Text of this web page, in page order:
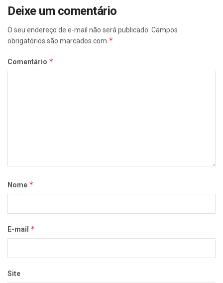
Deixe um comentário
O seu endereço de e-mail não será publicado. Campos
obrigatórios são marcados com *
Comentário *
Nome *
E-mail *
Site